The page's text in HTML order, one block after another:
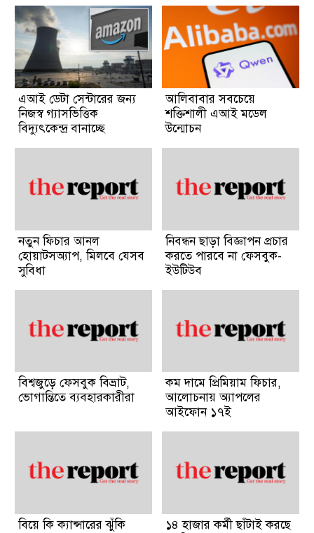
এআই ডেটা সেন্টারের জন্য
নিজস্ব গ্যাসভিত্তিক
বিদ্যুৎকেন্দ্র বানাচ্ছে
আলিবাবার সবচেয়ে
শক্তিশালী এআই মডেল
উন্মোচন
নতুন ফিচার আনল
হোয়াটসঅ্যাপ, মিলবে যেসব
সুবিধা
নিবন্ধন ছাড়া বিজ্ঞাপন প্রচার
করতে পারবে না ফেসবুক-
ইউটিউব
বিশ্বজুড়ে ফেসবুক বিভ্রাট,
ভোগান্তিতে ব্যবহারকারীরা
কম দামে প্রিমিয়াম ফিচার,
আলোচনায় অ্যাপলের
আইফোন ১৭ই
বিয়ে কি ক্যান্সারের ঝুঁকি
১৪ হাজার কর্মী ছাঁটাই করছে